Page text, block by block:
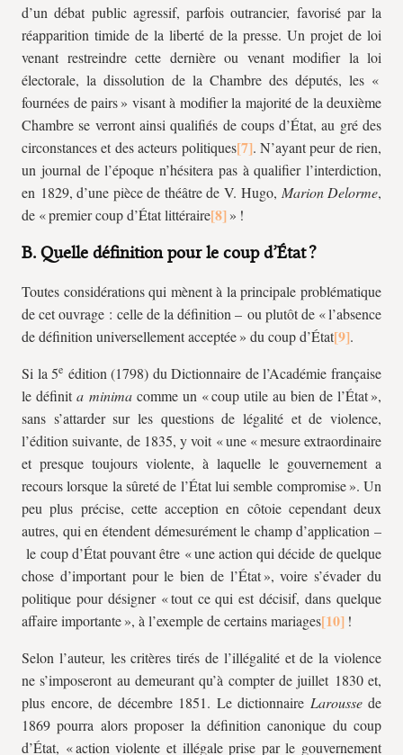
d’un débat public agressif, parfois outrancier, favorisé par la
réapparition timide de la liberté de la presse. Un projet de loi
venant restreindre cette dernière ou venant modifier la loi
électorale, la dissolution de la Chambre des députés, les «
fournées de pairs » visant à modifier la majorité de la deuxième
Chambre se verront ainsi qualifiés de coups d’État, au gré des
circonstances et des acteurs politiques
. N’ayant peur de rien,
un journal de l’époque n’hésitera pas à qualifier l’interdiction,
en 1829, d’une pièce de théâtre de V. Hugo, Marion Delorme,
de « premier coup d’État littéraire
» !
B. Quelle définition pour le coup d’État ?
Toutes considérations qui mènent à la principale problématique
de cet ouvrage : celle de la définition – ou plutôt de « l’absence
de définition universellement acceptée » du coup d’État
.
Si la 5e édition (1798) du Dictionnaire de l’Académie française
le définit a minima comme un « coup utile au bien de l’État »,
sans s’attarder sur les questions de légalité et de violence,
l’édition suivante, de 1835, y voit « une « mesure extraordinaire
et presque toujours violente, à laquelle le gouvernement a
recours lorsque la sûreté de l’État lui semble compromise ». Un
peu plus précise, cette acception en côtoie cependant deux
autres, qui en étendent démesurément le champ d’application –
le coup d’État pouvant être « une action qui décide de quelque
chose d’important pour le bien de l’État », voire s’évader du
politique pour désigner « tout ce qui est décisif, dans quelque
affaire importante », à l’exemple de certains mariages
!
Selon l’auteur, les critères tirés de l’illégalité et de la violence
ne s’imposeront au demeurant qu’à compter de juillet 1830 et,
plus encore, de décembre 1851. Le dictionnaire Larousse de
1869 pourra alors proposer la définition canonique du coup
d’État, « action violente et illégale prise par le gouvernement